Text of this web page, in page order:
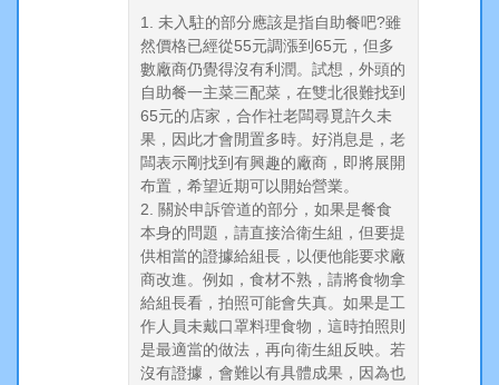
1. 未入駐的部分應該是指自助餐吧?雖
然價格已經從55元調漲到65元，但多
數廠商仍覺得沒有利潤。試想，外頭的
自助餐一主菜三配菜，在雙北很難找到
65元的店家，合作社老闆尋覓許久未
果，因此才會閒置多時。好消息是，老
闆表示剛找到有興趣的廠商，即將展開
布置，希望近期可以開始營業。
2. 關於申訴管道的部分，如果是餐食
本身的問題，請直接洽衛生組，但要提
供相當的證據給組長，以便他能要求廠
商改進。例如，食材不熟，請將食物拿
給組長看，拍照可能會失真。如果是工
作人員未戴口罩料理食物，這時拍照則
是最適當的做法，再向衛生組反映。若
沒有證據，會難以有具體成果，因為也